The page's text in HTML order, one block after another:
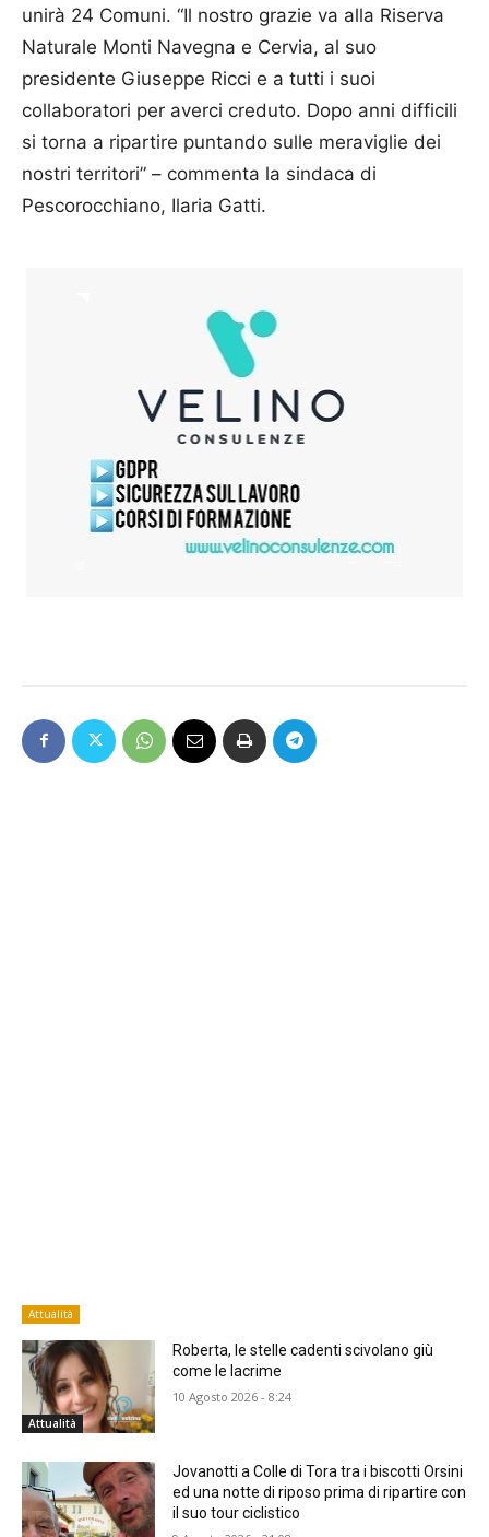
unirà 24 Comuni. “Il nostro grazie va alla Riserva
Naturale Monti Navegna e Cervia, al suo
presidente Giuseppe Ricci e a tutti i suoi
collaboratori per averci creduto. Dopo anni difficili
si torna a ripartire puntando sulle meraviglie dei
nostri territori” – commenta la sindaca di
Pescorocchiano, Ilaria Gatti.
Attualità
Attualità
Roberta, le stelle cadenti scivolano giù
come le lacrime
10 Agosto 2026 - 8:24
Jovanotti a Colle di Tora tra i biscotti Orsini
ed una notte di riposo prima di ripartire con
il suo tour ciclistico